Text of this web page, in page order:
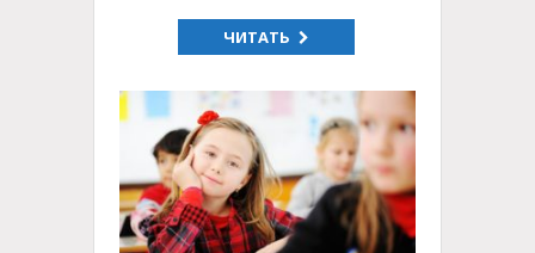
ЧИТАТЬ